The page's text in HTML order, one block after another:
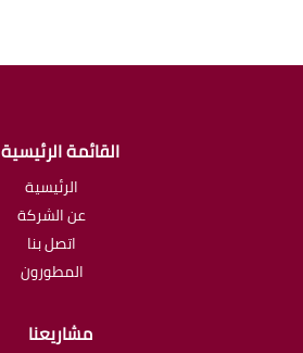
القائمة الرئيسية
الرئيسية
عن الشركة
اتصل بنا
المطورون
مشاريعنا